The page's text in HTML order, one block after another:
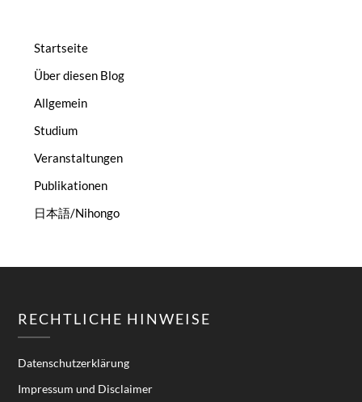
Startseite
Über diesen Blog
Allgemein
Studium
Veranstaltungen
Publikationen
日本語/Nihongo
RECHTLICHE HINWEISE
Datenschutzerklärung
Impressum und Disclaimer